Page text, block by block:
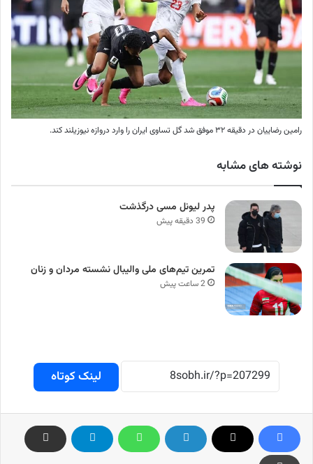
رامین رضاییان در دقیقه ۳۲ موفق شد گل تساوی ایران را وارد دروازه نیوزیلند کند.
نوشته های مشابه
پدر لیونل مسی درگذشت
39 دقیقه پیش
تمرین تیم‌های ملی والیبال نشسته مردان و زنان
2 ساعت پیش
لینک کوتاه